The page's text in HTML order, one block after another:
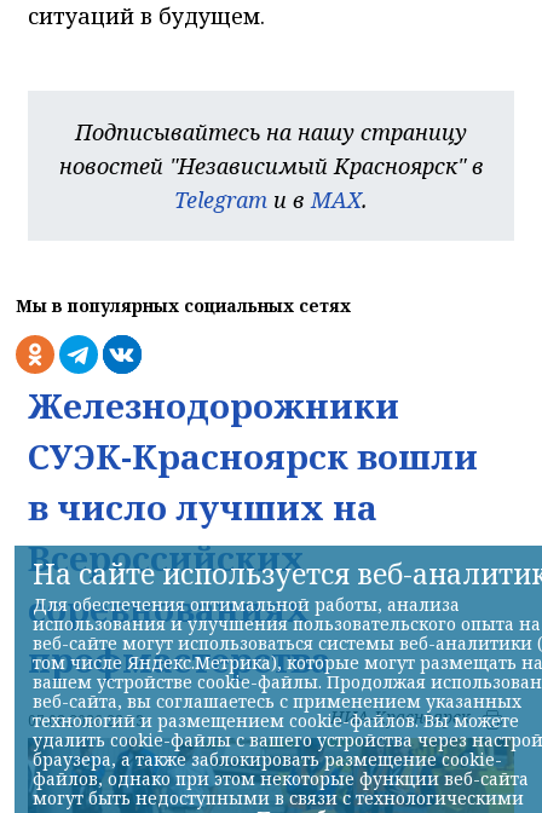
ситуаций в будущем.
Подписывайтесь на нашу страницу
новостей "Независимый Красноярск" в
Telegram и вMAX.
Мы в популярных социальных сетях
Железнодорожники
СУЭК-Красноярск вошли
в число лучших на
Всероссийских
соревнованиях
профмастерства
07.08.2026 22:13 НИА-Красноярск
На сайте используется веб-
Для обеспечения оптимальной работы, анализа
использования и улучшения пользовательского опыта на
веб-сайте могут использоваться системы веб-аналитики
том числе Яндекс.Метрика), которые могут размещать на
вашем устройстве cookie-файлы. Продолжая
веб-сайта, вы соглашаетесь с применением указанных
технологий и размещением cookie-файлов. Вы можете
удалить cookie-файлы с вашего устройства через
браузера, а также заблокировать размещение cookie-
файлов, однако при этом некоторые функции веб-сайта
могут быть недоступными в связи с технологическими